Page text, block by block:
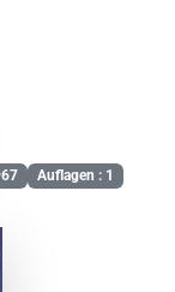
Auflagen : 1